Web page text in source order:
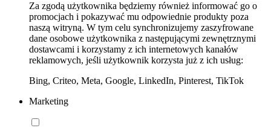
Za zgodą użytkownika będziemy również informować go o
promocjach i pokazywać mu odpowiednie produkty poza
naszą witryną. W tym celu synchronizujemy zaszyfrowane
dane osobowe użytkownika z następującymi zewnętrznymi
dostawcami i korzystamy z ich internetowych kanałów
reklamowych, jeśli użytkownik korzysta już z ich usług:
Bing, Criteo, Meta, Google, LinkedIn, Pinterest, TikTok
Marketing